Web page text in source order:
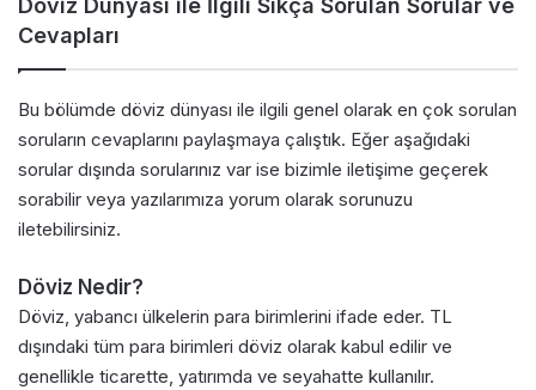
Döviz Dünyası ile İlgili Sıkça Sorulan Sorular ve
Cevapları
Bu bölümde döviz dünyası ile ilgili genel olarak en çok sorulan
soruların cevaplarını paylaşmaya çalıştık. Eğer aşağıdaki
sorular dışında sorularınız var ise bizimle iletişime geçerek
sorabilir veya yazılarımıza yorum olarak sorunuzu
iletebilirsiniz.
Döviz Nedir?
Döviz, yabancı ülkelerin para birimlerini ifade eder. TL
dışındaki tüm para birimleri döviz olarak kabul edilir ve
genellikle ticarette, yatırımda ve seyahatte kullanılır.